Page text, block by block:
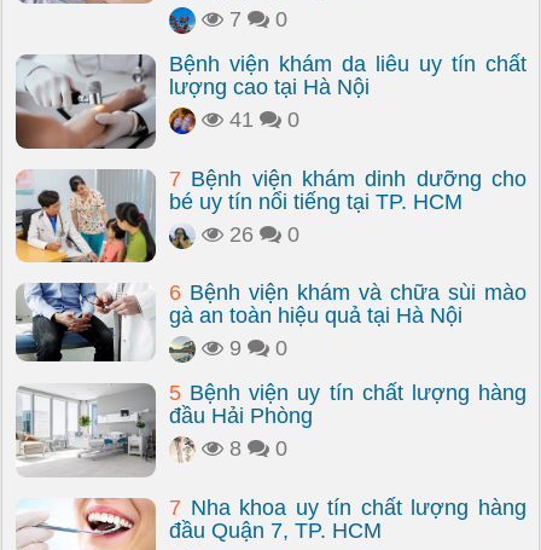
7
0
Bệnh viện khám da liễu uy tín chất
lượng cao tại Hà Nội
41
0
7 Bệnh viện khám dinh dưỡng cho
bé uy tín nổi tiếng tại TP. HCM
26
0
6 Bệnh viện khám và chữa sùi mào
gà an toàn hiệu quả tại Hà Nội
9
0
5 Bệnh viện uy tín chất lượng hàng
đầu Hải Phòng
8
0
7 Nha khoa uy tín chất lượng hàng
đầu Quận 7, TP. HCM